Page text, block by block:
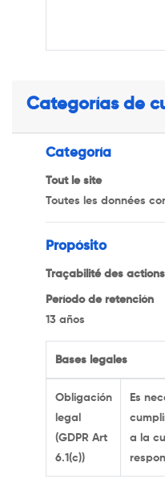
Categorías de
Categoría
Tout le site
Toutes les données
Propósito
Traçabilité des
Período de retención
13 años
Bases legales
Obligación
legal
(GDPR Art
6.1(c))
Es
a la